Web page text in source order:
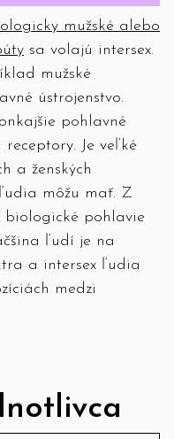
mužské alebo
sa volajú intersex.
mužské
ústrojenstvo.
pohlavné
Je veľké
a ženských
môžu mať. Z
pohlavie
ľudí je na
a intersex ľudia
medzi